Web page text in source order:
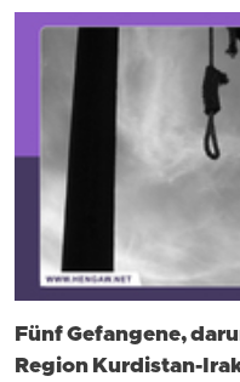
Fünf Gefangene,
Region Kurdistan-